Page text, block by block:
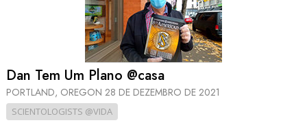
Dan Tem Um Plano @casa
PORTLAND, OREGON 28 DE DEZEMBRO DE 2021
SCIENTOLOGISTS @VIDA